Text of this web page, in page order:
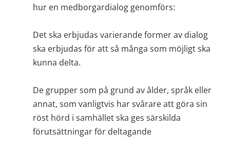
hur en medborgardialog genomförs:
Det ska erbjudas varierande former av dialog
ska erbjudas för att så många som möjligt ska
kunna delta.
De grupper som på grund av ålder, språk eller
annat, som vanligtvis har svårare att göra sin
röst hörd i samhället ska ges särskilda
förutsättningar för deltagande